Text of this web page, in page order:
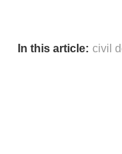
In this article: civil